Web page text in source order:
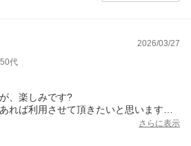
2026/03/27
50代
、楽しみです?
れば利用させて頂きたいと思います。
さらに表示